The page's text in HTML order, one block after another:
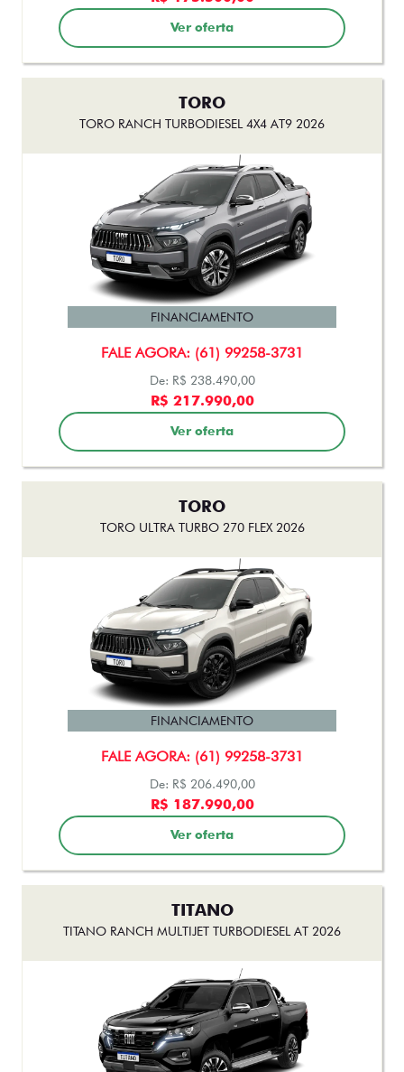
Ver oferta
TORO RANCH TURBODIESEL 4X4 AT9 2026
FINANCIAMENTO
De: R$ 238.490,00
R$ 217.990,00
Ver oferta
TORO ULTRA TURBO 270 FLEX 2026
FINANCIAMENTO
De: R$ 206.490,00
R$ 187.990,00
Ver oferta
TITANO RANCH MULTIJET TURBODIESEL AT 2026